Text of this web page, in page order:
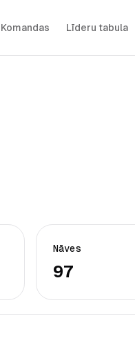
Komandas Līderu tabula
Nāves
97